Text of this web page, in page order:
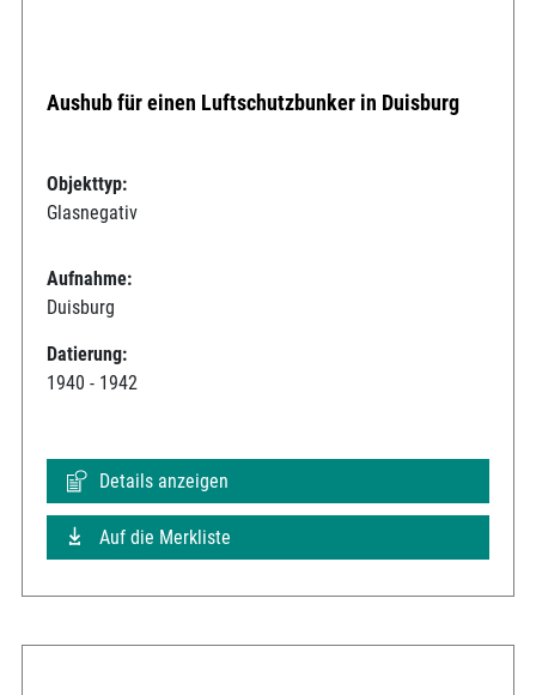
Aushub für einen Luftschutzbunker in Duisburg
Objekttyp:
Glasnegativ
Aufnahme:
Duisburg
Datierung:
1940 - 1942
Details anzeigen
Auf die Merkliste